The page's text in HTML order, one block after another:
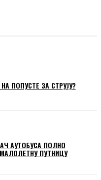
ПОПУСТЕ ЗА СТРУЈУ?
АУТОБУСА ПОЛНО
ПУТНИЦУ